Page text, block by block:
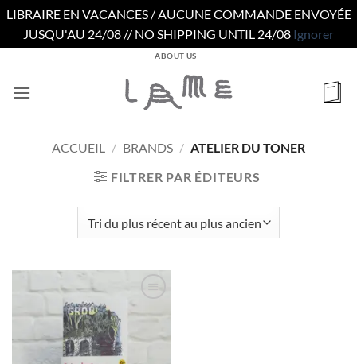
LIBRAIRE EN VACANCES / AUCUNE COMMANDE ENVOYÉE
JUSQU'AU 24/08 // NO SHIPPING UNTIL 24/08 Ignorer
contenu
ABOUT US
ACCUEIL / BRANDS / ATELIER DU TONER
FILTRER PAR ÉDITEURS